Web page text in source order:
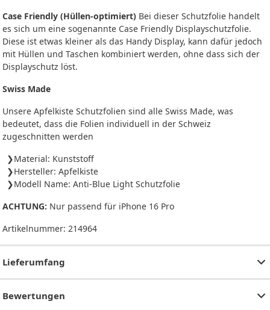
Case Friendly (Hüllen-optimiert) Bei dieser Schutzfolie handelt
es sich um eine sogenannte Case Friendly Displayschutzfolie.
Diese ist etwas kleiner als das Handy Display, kann dafür jedoch
mit Hüllen und Taschen kombiniert werden, ohne dass sich der
Displayschutz löst.
Swiss Made
Unsere Apfelkiste Schutzfolien sind alle Swiss Made, was
bedeutet, dass die Folien individuell in der Schweiz
zugeschnitten werden
Material: Kunststoff
Hersteller: Apfelkiste
Modell Name: Anti-Blue Light Schutzfolie
ACHTUNG: Nur passend für iPhone 16 Pro
Artikelnummer: 214964
Lieferumfang
Bewertungen